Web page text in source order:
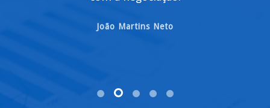
João Martins Neto